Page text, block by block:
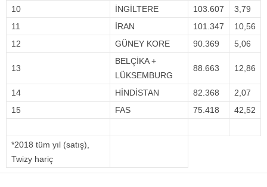
10 İNGİLTERE 103.607
3,79
11
İRAN 101.347
10,56
12
GÜNEY KORE 90.369 5,06
13
BELÇİKA +
LÜKSEMBURG
88.663 12,86
14 HİNDİSTAN 82.368
2,07
15
FAS 75.418 42,52
*2018 tüm yıl (satış),
Twizy hariç